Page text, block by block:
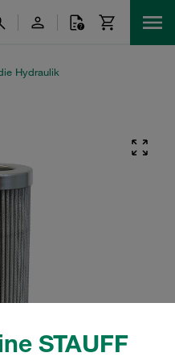
STAUFF
Hydraulik